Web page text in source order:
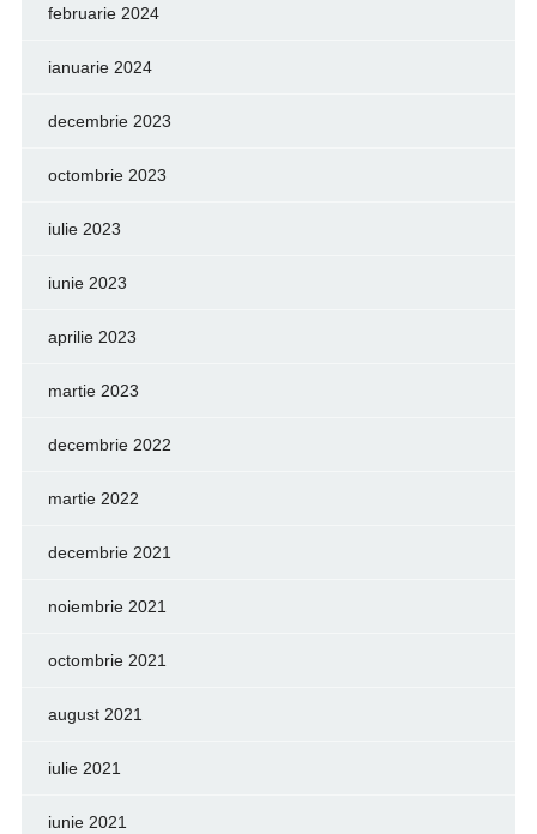
februarie 2024
ianuarie 2024
decembrie 2023
octombrie 2023
iulie 2023
iunie 2023
aprilie 2023
martie 2023
decembrie 2022
martie 2022
decembrie 2021
noiembrie 2021
octombrie 2021
august 2021
iulie 2021
iunie 2021